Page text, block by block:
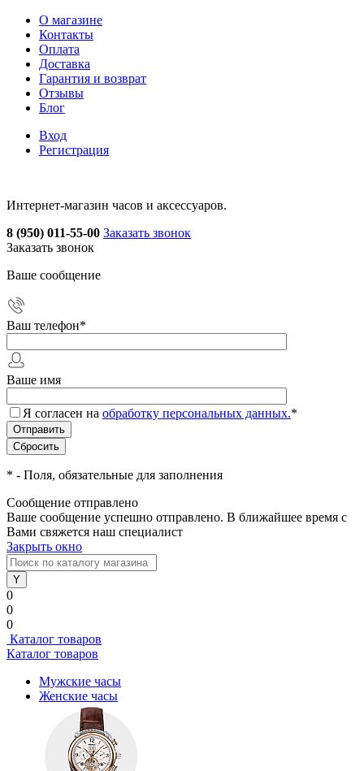
О магазине
Контакты
Оплата
Доставка
Гарантия и возврат
Отзывы
Блог
Вход
Регистрация
Интернет-магазин часов и аксессуаров.
8 (950) 011-55-00 Заказать звонок
Заказать звонок
Ваше сообщение
Ваш телефон*
Ваше имя
Я согласен на обработку персональных данных.*
* - Поля, обязательные для заполнения
Сообщение отправлено
Ваше сообщение успешно отправлено. В ближайшее время с
Вами свяжется наш специалист
Закрыть окно
0
0
0
Каталог товаров
Каталог товаров
Мужские часы
Женские часы